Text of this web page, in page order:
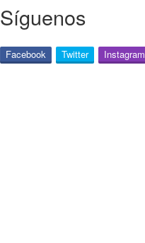
Síguenos
Facebook Twitter Instagram